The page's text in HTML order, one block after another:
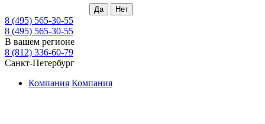
8 (495) 565-30-55
8 (495) 565-30-55
В вашем регионе
8 (812) 336-60-79
Санкт-Петербург
Компания Компания